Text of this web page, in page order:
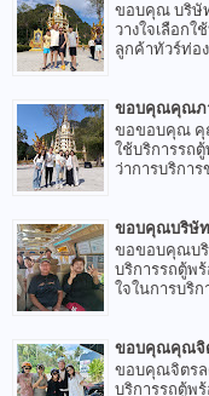
ขอบคุณ บริษัท
วางใจเลือก
ลูกค้าทัวร์ท่อ
ขอบคุณคุณภ
ขอขอบคุณ คุณ
ใช้บริการรถ
ว่าการบริการ
ขอบคุณบริษัท
ขอขอบคุณบริ
บริการรถตู้พ
ใจในการบริก
ขอบคุณคุณจิ
ขอบคุณจิตรล
บริการรถตู้พ